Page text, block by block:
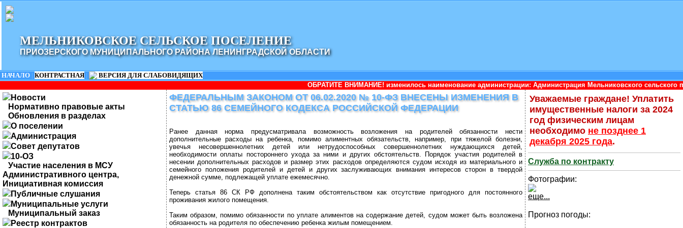
МЕЛЬНИКОВСКОЕ СЕЛЬСКОЕ ПОСЕЛЕНИЕ
ПРИОЗЕРСКОГО МУНИЦИПАЛЬНОГО РАЙОНА ЛЕНИНГРАДСКОЙ ОБЛАСТИ
НАЧАЛО | КОНТРАСТНАЯ |
ВЕРСИЯ ДЛЯ СЛАБОВИДЯЩИХ
ОБРАТИТЕ ВНИМАНИЕ! изменилось наименование администрации: Администрация Мельниковского сельского поселения
Новости
Нормативно правовые акты
Обновления в разделах
О поселении
Администрация
Совет депутатов
10-ОЗ
Участие населения в МСУ
Административного центра,
Инициативная комиссия
Публичные слушания
Муниципальные услуги
Муниципальный заказ
Реестр контрактов
ФЕДЕРАЛЬНЫМ ЗАКОНОМ ОТ 06.02.2020 № 10-ФЗ ВНЕСЕНЫ ИЗМЕНЕНИЯ В
СТАТЬЮ 86 СЕМЕЙНОГО КОДЕКСА РОССИЙСКОЙ ФЕДЕРАЦИИ
Ранее данная норма предусматривала возможность возложения на родителей обязанности нести
дополнительные расходы на ребенка, помимо алиментных обязательств, например, при тяжелой болезни,
увечья несовершеннолетних детей или нетрудоспособных совершеннолетних нуждающихся детей,
необходимости оплаты постороннего ухода за ними и других обстоятельств. Порядок участия родителей в
несении дополнительных расходов и размер этих расходов определяются судом исходя из материального и
семейного положения родителей и детей и других заслуживающих внимания интересов сторон в твердой
денежной сумме, подлежащей уплате ежемесячно.
Теперь статья 86 СК РФ дополнена таким обстоятельством как отсутствие пригодного для постоянного
проживания жилого помещения.
Таким образом, помимо обязанности по уплате алиментов на содержание детей, судом может быть возложена
обязанность на родителя по обеспечению ребенка жилым помещением.
Уважаемые граждане! Уплатить
имущественные налоги за 2024
год физическим лицам
необходимо не позднее 1
декабря 2025 года.
Служба по контракту
Фотографии:
еще...
Прогноз погоды: